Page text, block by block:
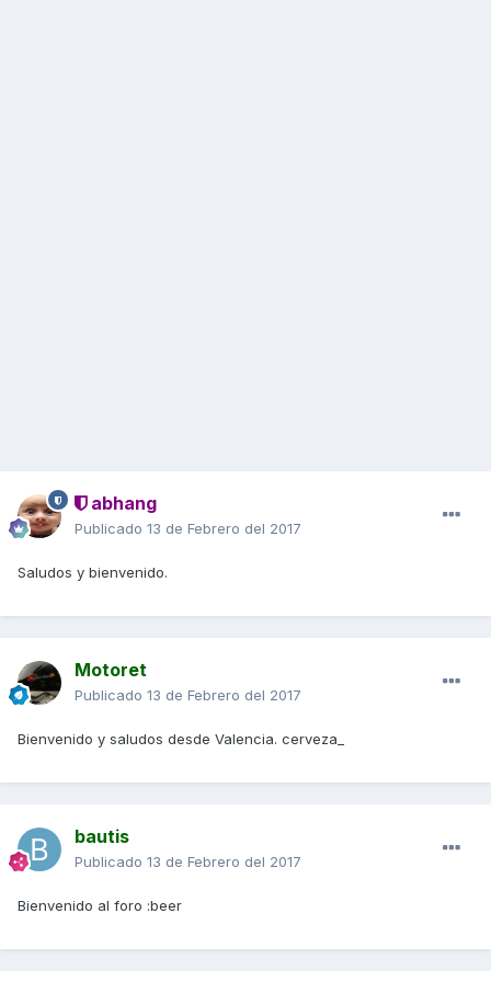
abhang
Publicado 13 de Febrero del 2017
Saludos y bienvenido.
Motoret
Publicado 13 de Febrero del 2017
Bienvenido y saludos desde Valencia. cerveza_
bautis
Publicado 13 de Febrero del 2017
Bienvenido al foro :beer